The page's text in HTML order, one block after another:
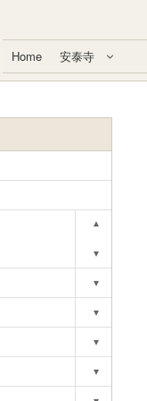
Home 安泰寺
▾
▾
▾
▾
▾
▾